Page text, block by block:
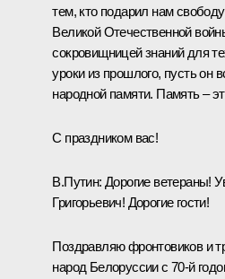
тем, кто подарил нам
Великой Отечественной
сокровищницей знаний для
уроки из прошлого, пусть он
народной памяти. Память –
С праздником вас!
В.Путин: Дорогие ветераны!
Григорьевич! Дорогие гости!
Поздравляю фронтовиков и
народ Белоруссии с 70-й